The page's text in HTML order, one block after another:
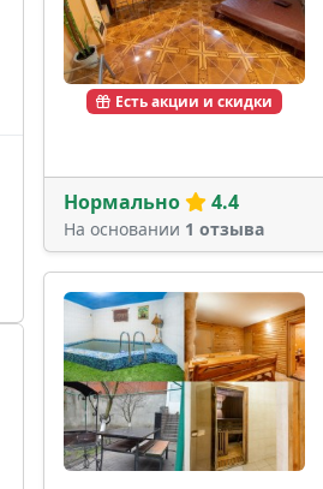
Есть акции и скидки
Нормально 4.4
На основании 1 отзыва